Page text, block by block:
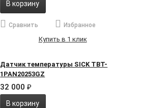
В корзину
Сравнить Избранное
Купить в 1 клик
Датчик температуры SICK TBT-
1PAN20253GZ
32 000₽
В корзину